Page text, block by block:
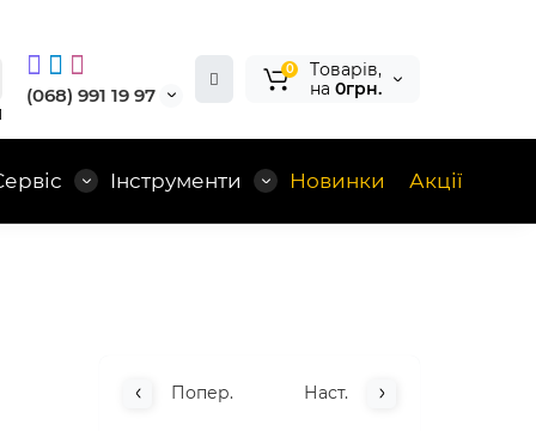
(068) 991 19 97
0
Tоварів,
на 0грн.
Інструменти Новинки Акції
Попер. Наст.